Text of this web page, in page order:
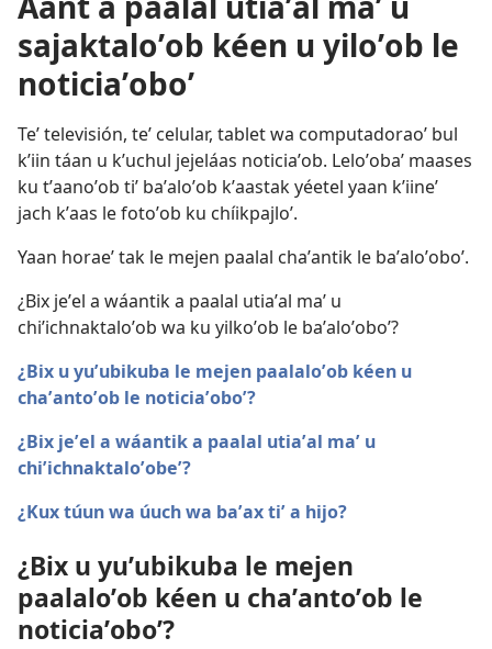
sajaktaloʼob kéen u yiloʼob le
noticiaʼoboʼ
Teʼ televisión, teʼ celular, tablet wa computadoraoʼ bul
kʼiin táan u kʼuchul jejeláas noticiaʼob. Leloʼobaʼ maases
ku tʼaanoʼob tiʼ baʼaloʼob kʼaastak yéetel yaan kʼiineʼ
jach kʼaas le fotoʼob ku chíikpajloʼ.
Yaan horaeʼ tak le mejen paalal chaʼantik le baʼaloʼoboʼ.
¿Bix jeʼel a wáantik a paalal utiaʼal maʼ u
chiʼichnaktaloʼob wa ku yilkoʼob le baʼaloʼoboʼ?
¿Bix u yuʼubikuba le mejen paalaloʼob kéen u
chaʼantoʼob le noticiaʼoboʼ?
¿Bix jeʼel a wáantik a paalal utiaʼal maʼ u
chiʼichnaktaloʼobeʼ?
¿Kux túun wa úuch wa baʼax tiʼ a hijo?
¿Bix u yuʼubikuba le mejen
paalaloʼob kéen u chaʼantoʼob le
noticiaʼoboʼ?